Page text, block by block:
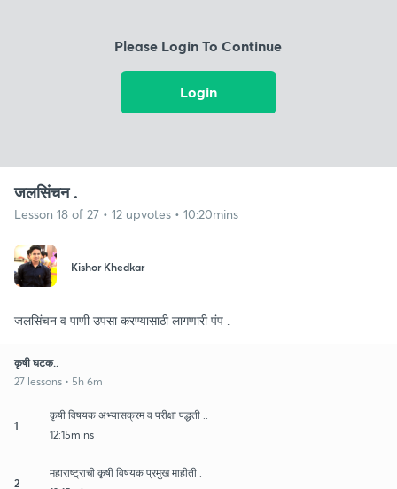
Please Login To Continue
Login
जलसिंचन .
Lesson 18 of 27 • 12 upvotes • 10:20mins
Kishor Khedkar
जलसिंचन व पाणी उपसा करण्यासाठी लागणारी पंप .
कृषी घटक..
27 lessons • 5h 6m
1
कृषी विषयक अभ्यासक्रम व परीक्षा पद्धती ..
12:15mins
2
महाराष्ट्राची कृषी विषयक प्रमुख माहीती .